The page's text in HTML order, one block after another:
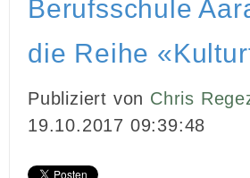
Berufsschule
die Reihe
Publiziert von Chris
19.10.2017 09:39:48